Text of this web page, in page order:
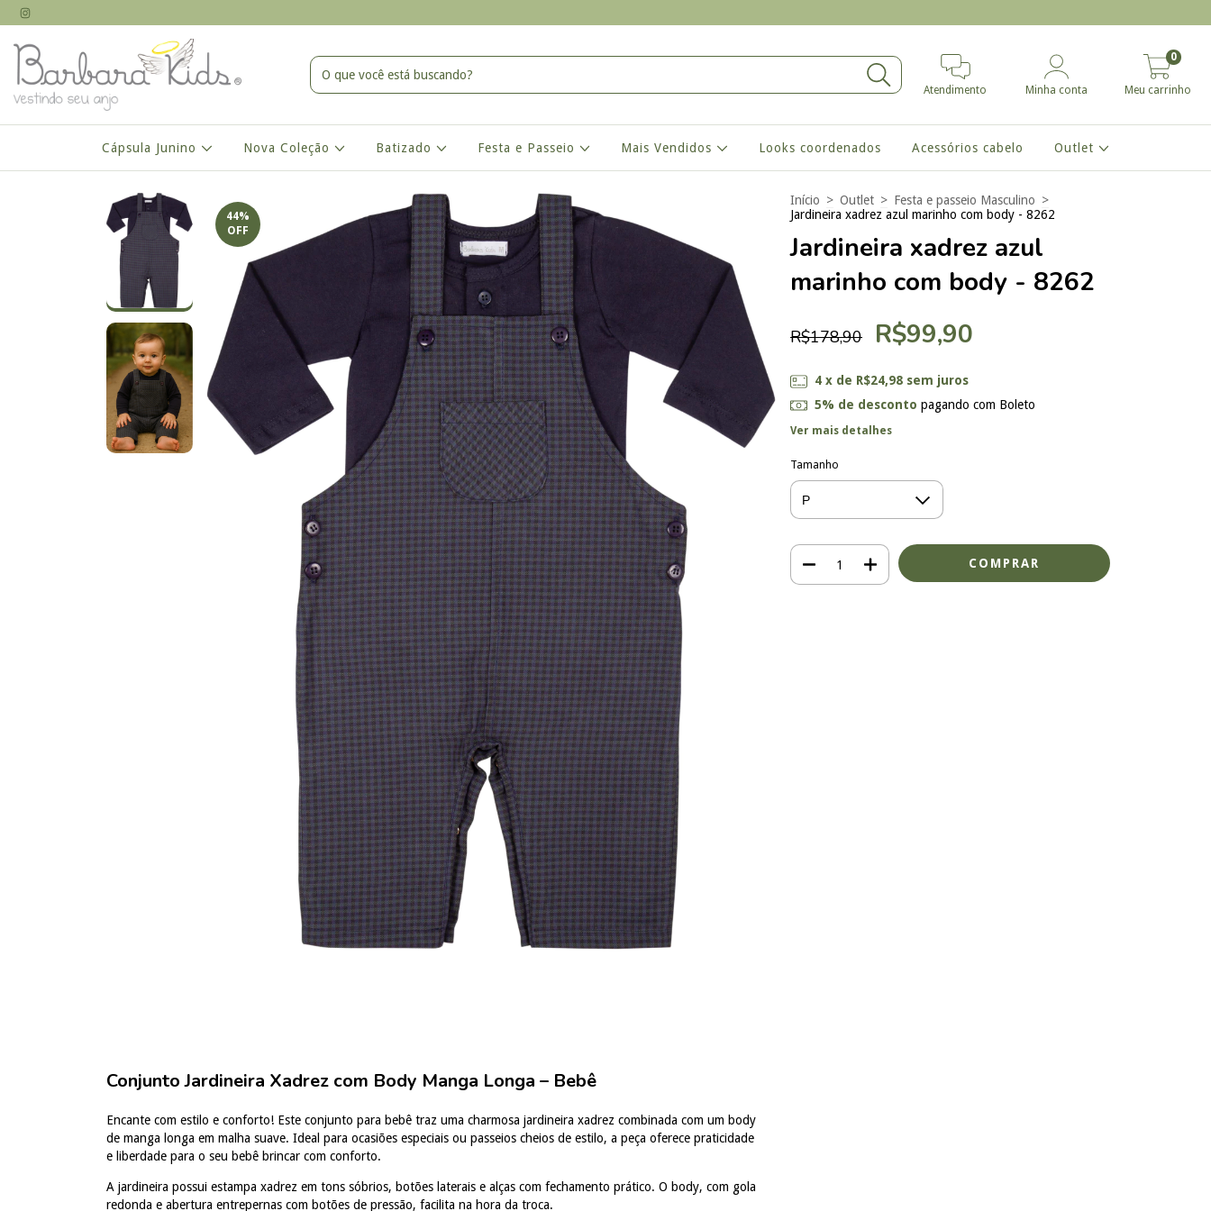
Atendimento Minha conta Meu carrinho
0
Cápsula Junino Nova Coleção Batizado Festa e Passeio Mais Vendidos Looks coordenados Acessórios cabelo Outlet
44%
OFF
Conjunto Jardineira Xadrez com Body Manga Longa – Bebê
Encante com estilo e conforto! Este conjunto para bebê traz uma charmosa jardineira xadrez combinada com um body
de manga longa em malha suave. Ideal para ocasiões especiais ou passeios cheios de estilo, a peça oferece praticidade
e liberdade para o seu bebê brincar com conforto.
A jardineira possui estampa xadrez em tons sóbrios, botões laterais e alças com fechamento prático. O body, com gola
redonda e abertura entrepernas com botões de pressão, facilita na hora da troca.
Início > Outlet > Festa e passeio Masculino >
Jardineira xadrez azul marinho com body - 8262
Jardineira xadrez azul
marinho com body - 8262
R$178,90 R$99,90
4 x de R$24,98 sem juros
5% de desconto pagando com Boleto
Ver mais detalhes
Tamanho